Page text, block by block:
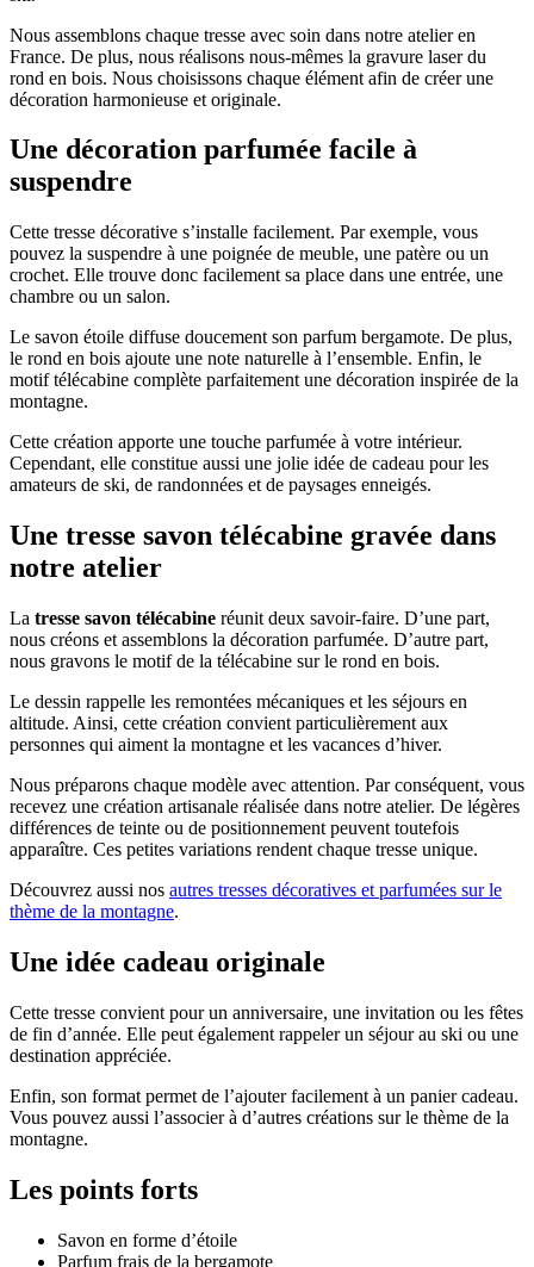
Nous assemblons chaque tresse avec soin dans notre atelier en
France. De plus, nous réalisons nous-mêmes la gravure laser du
rond en bois. Nous choisissons chaque élément afin de créer une
décoration harmonieuse et originale.
Une décoration parfumée facile à
suspendre
Cette tresse décorative s’installe facilement. Par exemple, vous
pouvez la suspendre à une poignée de meuble, une patère ou un
crochet. Elle trouve donc facilement sa place dans une entrée, une
chambre ou un salon.
Le savon étoile diffuse doucement son parfum bergamote. De plus,
le rond en bois ajoute une note naturelle à l’ensemble. Enfin, le
motif télécabine complète parfaitement une décoration inspirée de la
montagne.
Cette création apporte une touche parfumée à votre intérieur.
Cependant, elle constitue aussi une jolie idée de cadeau pour les
amateurs de ski, de randonnées et de paysages enneigés.
Une tresse savon télécabine gravée dans
notre atelier
La tresse savon télécabine réunit deux savoir-faire. D’une part,
nous créons et assemblons la décoration parfumée. D’autre part,
nous gravons le motif de la télécabine sur le rond en bois.
Le dessin rappelle les remontées mécaniques et les séjours en
altitude. Ainsi, cette création convient particulièrement aux
personnes qui aiment la montagne et les vacances d’hiver.
Nous préparons chaque modèle avec attention. Par conséquent, vous
recevez une création artisanale réalisée dans notre atelier. De légères
différences de teinte ou de positionnement peuvent toutefois
apparaître. Ces petites variations rendent chaque tresse unique.
Découvrez aussi nos autres tresses décoratives et parfumées sur le
thème de la montagne.
Une idée cadeau originale
Cette tresse convient pour un anniversaire, une invitation ou les fêtes
de fin d’année. Elle peut également rappeler un séjour au ski ou une
destination appréciée.
Enfin, son format permet de l’ajouter facilement à un panier cadeau.
Vous pouvez aussi l’associer à d’autres créations sur le thème de la
montagne.
Les points forts
Savon en forme d’étoile
Parfum frais de la bergamote